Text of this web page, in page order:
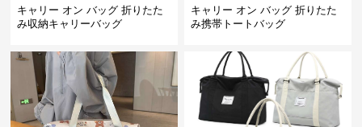
キャリー オン バッグ 折りたた
み収納キャリーバッグ
キャリー オン バッグ 折りたた
み携帯トートバッグ